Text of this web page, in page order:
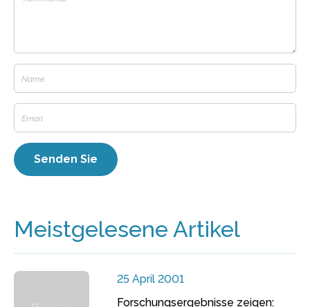
Meistgelesene Artikel
25 April 2001
Forschungsergebnisse zeigen: